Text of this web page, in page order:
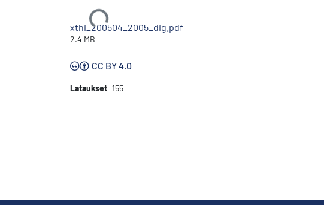
Ladataan...
xthi_200504_2005_dig.pdf
2.4 MB
CC BY 4.0
Lataukset 155